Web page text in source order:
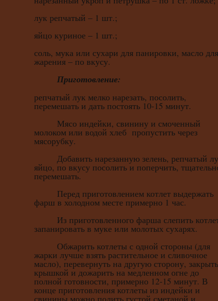
лук репчатый – 1 шт.;
яйцо куриное – 1 шт.;
соль, мука или сухари для панировки, масло для
жарения – по вкусу.
Приготовление:
репчатый лук мелко нарезать, посолить,
перемешать и дать постоять 10-15 минут.
Мясо индейки, свинину и смоченный
молоком или водой хлеб пропустить через
мясорубку.
Добавить нарезанную зелень, репчатый
яйцо, по вкусу посолить и поперчить,
перемешать.
Перед приготовлением котлет выдержать
фарш в холодном месте примерно 1 час.
Из приготовленного фарша слепить
запанировать в муке или молотых сухарях.
Обжарить котлеты с одной стороны (для
жарки лучше взять растительное и сливочное
масло), перевернуть на другую сторону, закрыть
крышкой и дожарить на медленном огне до
полной готовности, примерно 12-15 минут. В
конце приготовления котлеты из индейки и
свинины можно полить густой сметаной и